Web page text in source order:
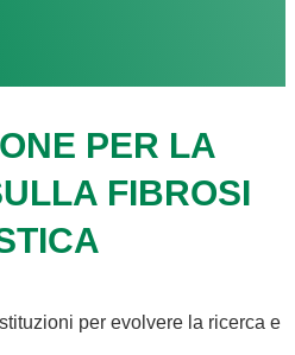
PER LA
FIBROSI
per evolvere la ricerca e